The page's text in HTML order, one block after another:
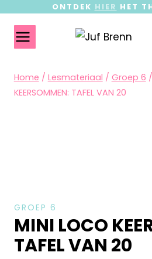
ONTDEK HIER HET
Home / Lesmateriaal / Groep 6 /
KEERSOMMEN: TAFEL VAN 20
GROEP 6
MINI LOCO
TAFEL VAN 20